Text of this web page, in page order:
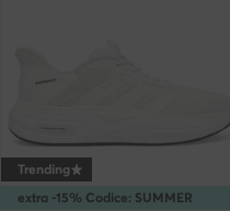
extra -15% Codice: SUMMER
Trending